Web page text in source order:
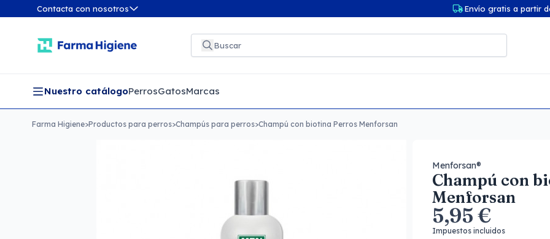
Contacta con nosotros Envío gratis a partir
Nuestro catálogoPerrosGatosMarcas
Farma Higiene>Productos para perros>Champús para perros>Champú con biotina Perros Menforsan
Menforsan®
Champú con
Menforsan
5,95 €
Impuestos incluidos